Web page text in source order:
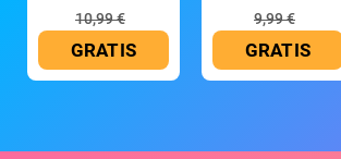
10,99 €
GRATIS
9,99 €
GRATIS